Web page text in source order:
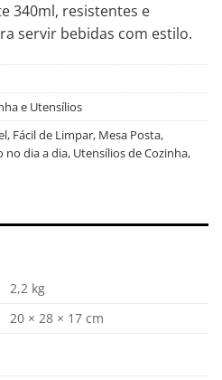
340ml, resistentes e
servir bebidas com estilo.
e Utensílios
, Fácil de Limpar, Mesa Posta,
no dia a dia, Utensílios de Cozinha,
2,2 kg
20 × 28 × 17 cm